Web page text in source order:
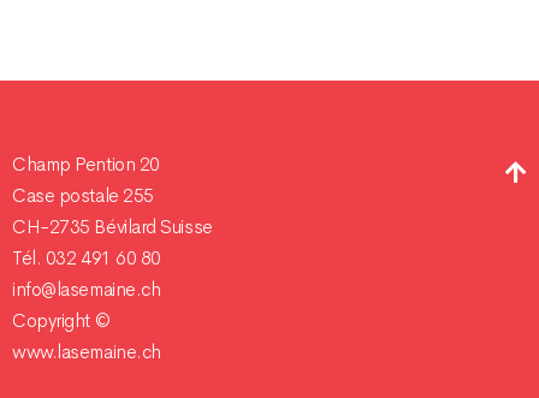
Champ Pention 20
Case postale 255
CH-2735 Bévilard Suisse
Tél. 032 491 60 80
info@lasemaine.ch
Copyright ©
www.lasemaine.ch